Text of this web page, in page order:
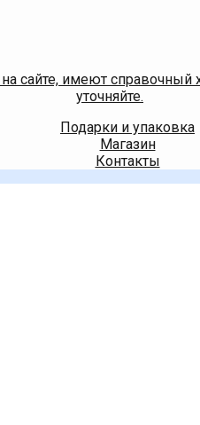
имеют справочный
уточняйте.
Подарки и упаковка
Магазин
Контакты